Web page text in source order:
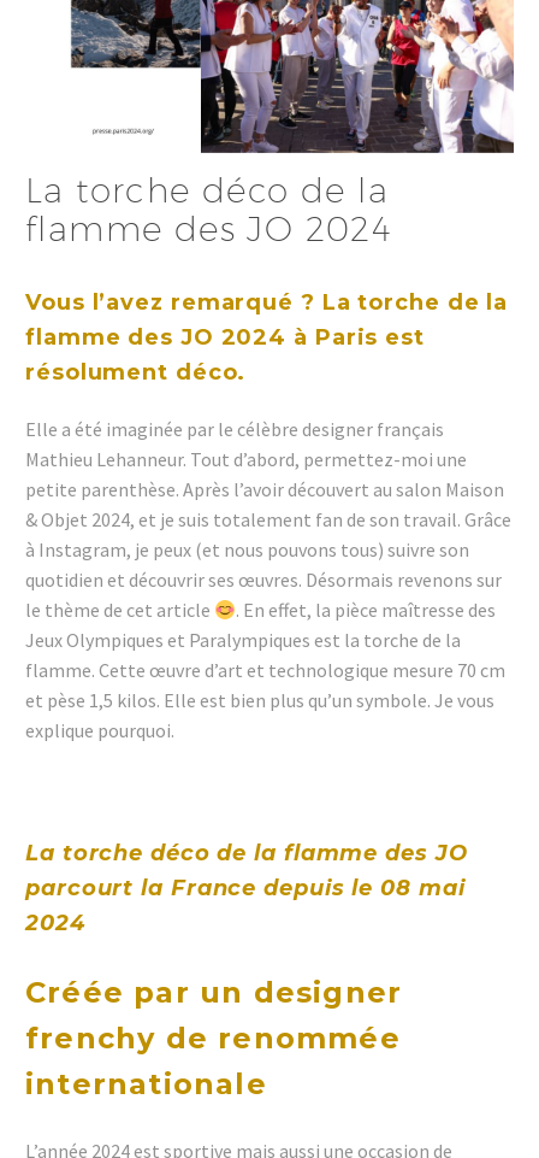
La torche déco de la
flamme des JO 2024
Vous l’avez remarqué ? La torche de la
flamme des JO 2024 à Paris est
résolument déco.
Elle a été imaginée par le célèbre designer français
Mathieu Lehanneur. Tout d’abord, permettez-moi une
petite parenthèse. Après l’avoir découvert au salon Maison
& Objet 2024, et je suis totalement fan de son travail. Grâce
à Instagram, je peux (et nous pouvons tous) suivre son
quotidien et découvrir ses œuvres. Désormais revenons sur
le thème de cet article
. En effet, la pièce maîtresse des
Jeux Olympiques et Paralympiques est la torche de la
flamme. Cette œuvre d’art et technologique mesure 70 cm
et pèse 1,5 kilos. Elle est bien plus qu’un symbole. Je vous
explique pourquoi.
La torche déco de la flamme des JO
parcourt la France depuis le 08 mai
2024
Créée par un designer
frenchy de renommée
internationale
L’année 2024 est sportive mais aussi une occasion de